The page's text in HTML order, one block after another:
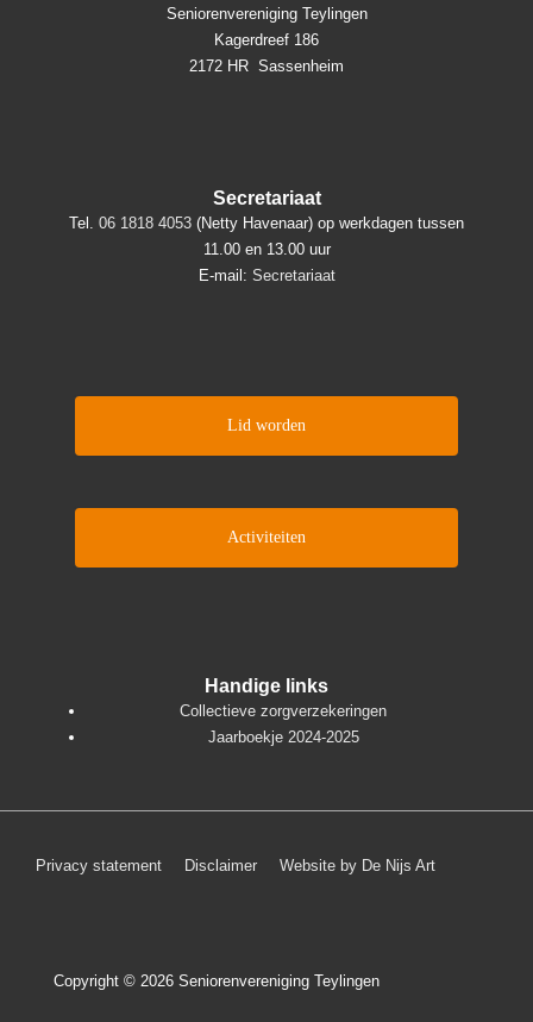
Seniorenvereniging Teylingen
Kagerdreef 186
2172 HR Sassenheim
Secretariaat
Tel. 06 1818 4053 (Netty Havenaar) op werkdagen tussen
11.00 en 13.00 uur
E-mail: Secretariaat
Lid worden
Activiteiten
Handige links
Collectieve zorgverzekeringen
Jaarboekje 2024-2025
Footer
Privacy statement Disclaimer Website by De Nijs Art
Copyright © 2026 Seniorenvereniging Teylingen